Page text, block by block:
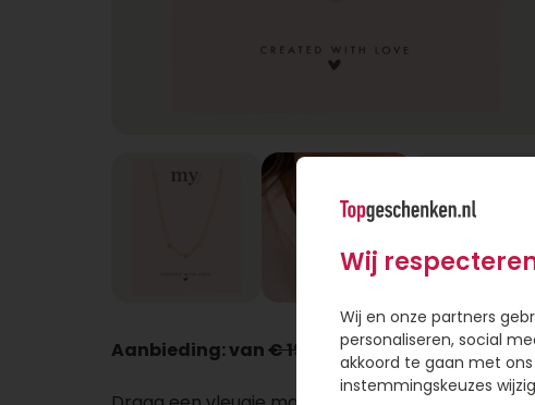
Aanbieding: van€ 19,95 voor € 14,95
Wij
Wij en onze partners
personaliseren, social
akkoord te gaan met ons
instemmingskeuzes